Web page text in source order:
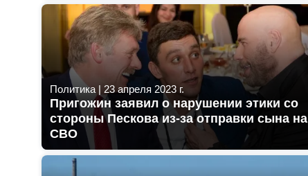
Политика | 23 апреля 2023 г.
Пригожин заявил о нарушении этики со
стороны Пескова из-за отправки сына на
СВО